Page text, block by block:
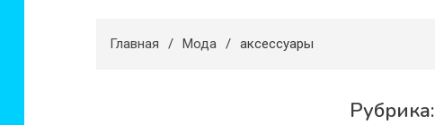
Главная Мода аксессуары
Рубрика: